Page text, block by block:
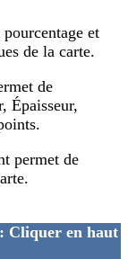
et
de la carte.
de
Épaisseur,
permet de
en haut